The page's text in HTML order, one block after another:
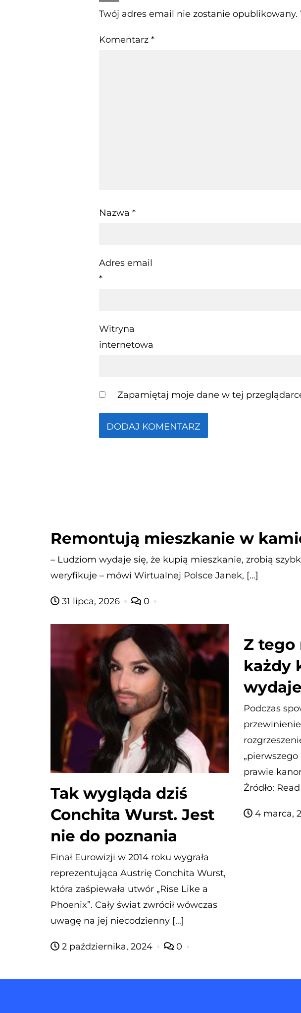
Twój adres email nie zostanie opublikowany.
Komentarz *
Nazwa *
Adres email
*
Witryna
internetowa
Zapamiętaj moje dane w tej
Remontują mieszkanie w
– Ludziom wydaje się, że kupią mieszkanie, zrobią
weryfikuje – mówi Wirtualnej Polsce Janek, […]
31 lipca, 2026 0
Tak wygląda dziś
Conchita Wurst. Jest
nie do poznania
Finał Eurowizji w 2014 roku wygrała
reprezentująca Austrię Conchita Wurst,
która zaśpiewała utwór „Rise Like a
Phoenix”. Cały świat zwrócił wówczas
uwagę na jej niecodzienny […]
2 października, 2024 0
Z tego
każdy
Podczas
prawie
Źródło:
4 marca,